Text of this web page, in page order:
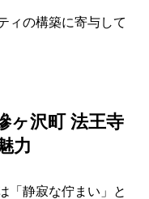
ィの構築に寄与して
ヶ沢町 法王寺
力
「静寂な佇まい」と